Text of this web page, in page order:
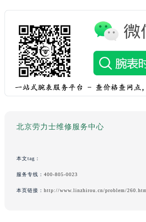
北京劳力士维修服务中心
本文tag：
服务专线： 400-805-0023
本页链接： http://www.linzhirou.cn/problem/